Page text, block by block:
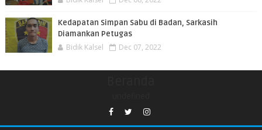
Kedapatan Simpan Sabu di Badan, Sarkasih
Diamankan Petugas
Bidik Kalsel Dec 07, 2022